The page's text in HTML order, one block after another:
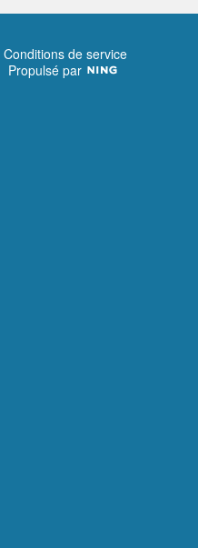
Conditions de service
Propulsé par